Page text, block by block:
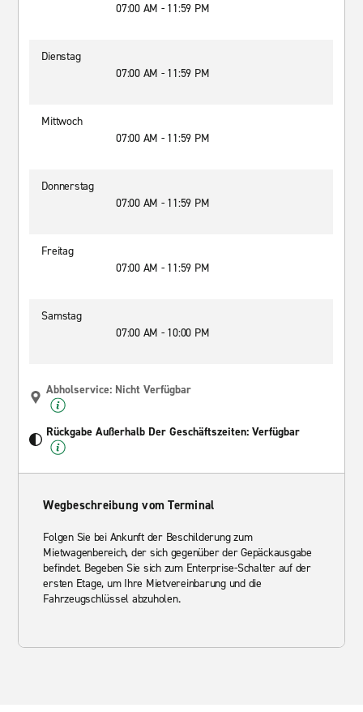
07:00 AM - 11:59 PM
Dienstag
07:00 AM - 11:59 PM
Mittwoch
07:00 AM - 11:59 PM
Donnerstag
07:00 AM - 11:59 PM
Freitag
07:00 AM - 11:59 PM
Samstag
07:00 AM - 10:00 PM
Abholservice: Nicht Verfügbar
Rückgabe Außerhalb Der Geschäftszeiten: Verfügbar
Wegbeschreibung vom Terminal
Folgen Sie bei Ankunft der Beschilderung zum
Mietwagenbereich, der sich gegenüber der Gepäckausgabe
befindet. Begeben Sie sich zum Enterprise-Schalter auf der
ersten Etage, um Ihre Mietvereinbarung und die
Fahrzeugschlüssel abzuholen.